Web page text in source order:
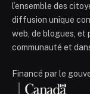
l’ensemble des
diffusion unique
web, de blogues, et
communauté et
Financé par le